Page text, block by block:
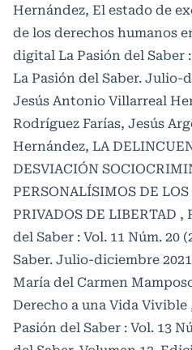
Hernández, El estado de
de los derechos humanos
digital La Pasión del Saber :
La Pasión del Saber. Julio-
Jesús Antonio Villarreal
Rodríguez Farías, Jesús
Hernández, LA
DESVIACIÓN
PERSONALÍSIMOS DE
PRIVADOS DE LIBERTAD ,
del Saber : Vol. 11 Núm. 20
Saber. Julio-diciembre
María del Carmen
Derecho a una Vida Vivible
Pasión del Saber : Vol. 13